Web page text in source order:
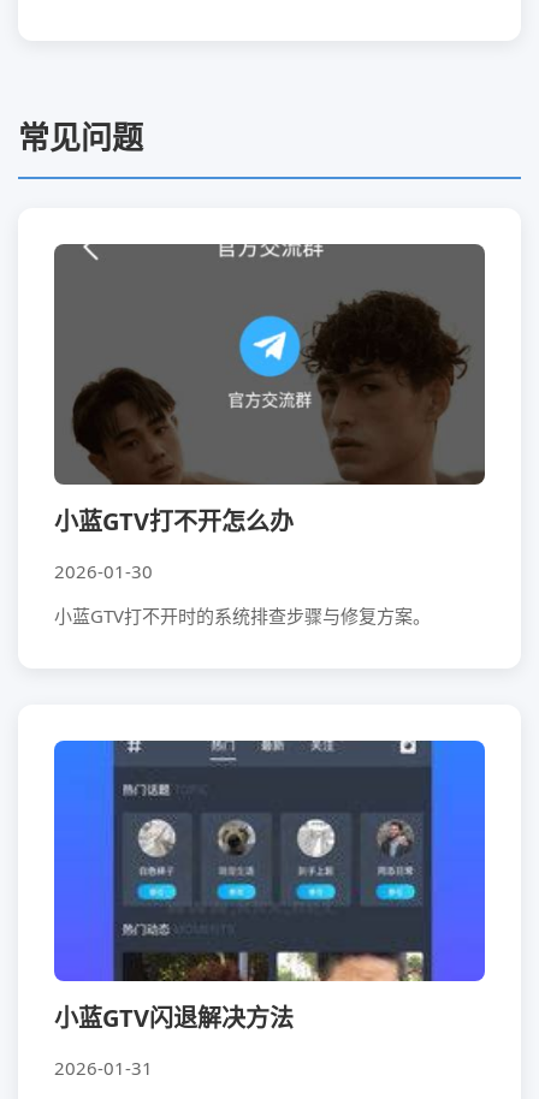
常见问题
小蓝GTV打不开怎么办
2026-01-30
小蓝GTV打不开时的系统排查步骤与修复方案。
小蓝GTV闪退解决方法
2026-01-31